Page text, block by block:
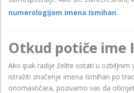
numerologijom imena Ismihan.
Otkud potiče ime
Ako ipak radije želite ostati u ozbiljnim
istražiti značenje imena Ismihan po
onomastičara, pozivamo vas da